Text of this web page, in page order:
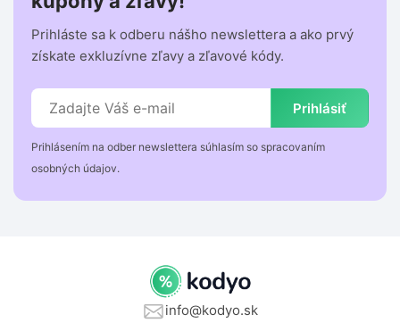
Prihláste sa k odberu nášho newslettera a ako prvý
získate exkluzívne zľavy a zľavové kódy.
Prihlásiť
Prihlásením na odber newslettera súhlasím so spracovaním
osobných údajov.
info@kodyo.sk